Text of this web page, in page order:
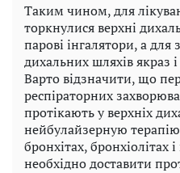
Таким чином, для
торкнулися верхні
парові інгалятори, а
дихальних шляхів якраз
Варто відзначити, що
респіраторних
протікають у верхніх
нейбулайзерную
бронхітах, бронхіолітах
необхідно доставити